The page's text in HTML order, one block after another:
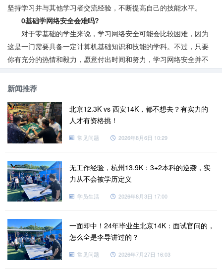
坚持学习并与其他学习者交流经验，不断提高自己的技能水平。
0基础学网络安全会难吗?
对于零基础的学生来说，学习网络安全可能会比较困难，因为
这是一门需要具备一定计算机基础知识和技能的学科。不过，只要
你有充分的热情和毅力，愿意付出时间和努力，学习网络安全并不
统、计算机网络、数据结构与算法等基础课程，然后再深入学习网
网络安全培训班正在招生中，更多网络安全课程信息，欢迎咨
询老男孩教育在线客服，可免费申请试听学习视频和教学大纲，了
解网络安全学习路线。
推荐阅读：
零基础能学会网络安全吗?
网络安全工程师和程序员哪个工资高?
网络安全就业有年龄要求吗?
新闻推荐
北京12.3K vs 西安14K，都不想去？有实力的
人才有资格挑！
常见问题 2026年8月6日 10:29
无工作经验，杭州13.9K：3+2本科的逆袭，实
力从不会被学历定义
学员生活 2026年8月3日 17:00
一面即中！24年毕业生北京14K：面试官问的，
怎么全是李导讲过的？
常见问题 2026年7月27日 16:03